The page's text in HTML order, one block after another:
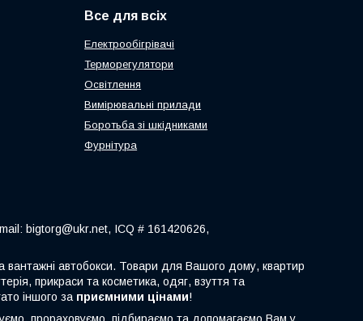
Все для всіх
Електрообігрівачі
Терморегулятори
Освітлення
Вимірювальні прилади
Боротьба зі шкідниками
Фурнітура
bigtorg@ukr.net, ICQ # 161420626,
вантажні автобокси. Товари для Вашого дому, квартир
прикраси та косметика, одяг, взуття та
іншого за приємними цінами!